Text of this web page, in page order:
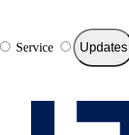
Service Updates